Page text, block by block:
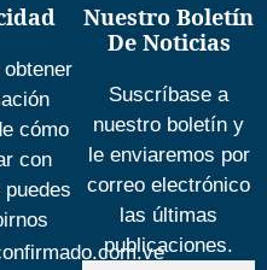
cómo
con
Nuestro Boletín
De Noticias
Suscríbase a
nuestro boletín y
le enviaremos por
correo electrónico
las últimas
publicaciones.